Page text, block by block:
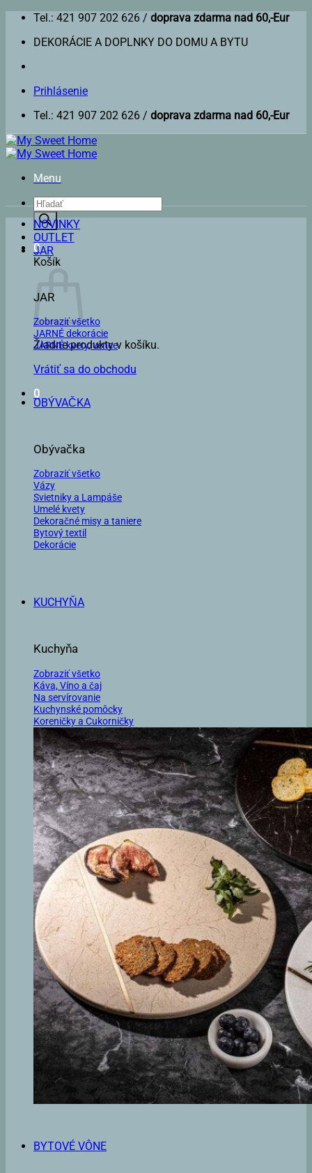
Skip
content
Tel.: 421 907 202 626 / doprava zdarma nad 60,-Eur
DEKORÁCIE A DOPLNKY DO DOMU A BYTU
Prihlásenie
Tel.: 421 907 202 626 / doprava zdarma nad 60,-Eur
Menu
Products
search
0
Košík
Žiadne produkty v košíku.
Vrátiť sa do obchodu
0
NOVINKY
OUTLET
JAR
JAR
Zobraziť všetko
JARNÉ dekorácie
JARNÉ kvety, vence
OBÝVAČKA
Obývačka
Zobraziť všetko
Vázy
Svietniky a Lampáše
Umelé kvety
Dekoračné misy a taniere
Bytový textil
Dekorácie
KUCHYŇA
Kuchyňa
Zobraziť všetko
Káva, Víno a čaj
Na servírovanie
Kuchynské pomôcky
Koreničky a Cukorničky
BYTOVÉ VÔNE